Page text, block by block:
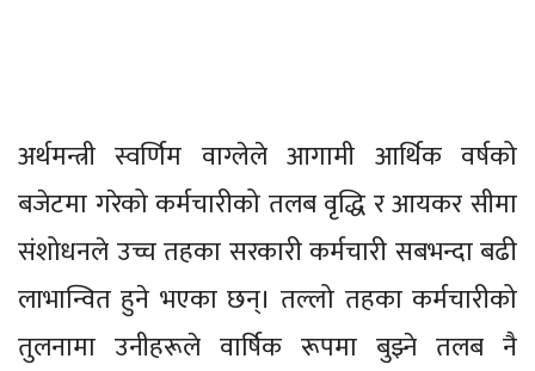
अर्थमन्त्री स्वर्णिम वाग्लेले आगामी आर्थिक वर्षको
बजेटमा गरेको कर्मचारीको तलब वृद्धि र आयकर सीमा
संशोधनले उच्च तहका सरकारी कर्मचारी सबभन्दा बढी
लाभान्वित हुने भएका छन्। तल्लो तहका कर्मचारीको
तुलनामा उनीहरूले वार्षिक रूपमा बुझ्ने तलब नै